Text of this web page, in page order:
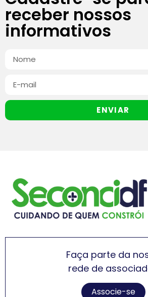
receber nossos
informativos
ENVIAR
Faça parte da
rede de
Associe-se